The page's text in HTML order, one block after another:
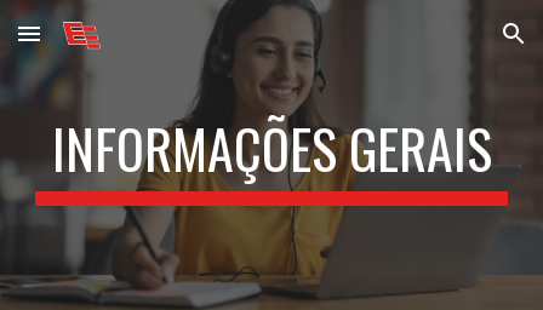
Skip to main content Skip to navigation
INFORMAÇÕES GERAIS